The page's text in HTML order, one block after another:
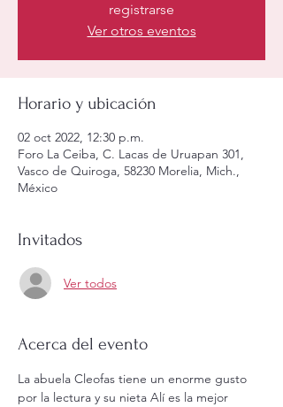
registrarse
Ver otros eventos
Horario y ubicación
02 oct 2022, 12:30 p.m.
Foro La Ceiba, C. Lacas de Uruapan 301,
Vasco de Quiroga, 58230 Morelia, Mich.,
México
Invitados
Ver todos
Acerca del evento
La abuela Cleofas tiene un enorme gusto
por la lectura y su nieta Alí es la mejor